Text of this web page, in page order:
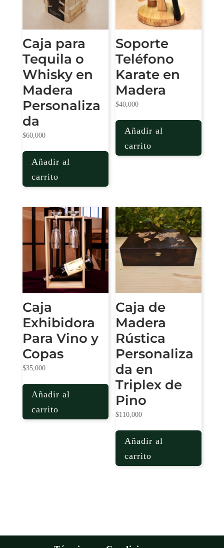
Caja para
Tequila o
Whisky en
Madera
Personaliza
da
$60,000
Añadir al
carrito
Soporte
Teléfono
Karate en
Madera
$40,000
Añadir al
carrito
Caja
Exhibidora
Para Vino y
Copas
$35,000
Añadir al
carrito
Caja de
Madera
Rústica
Personaliza
da en
Triplex de
Pino
$110,000
Añadir al
carrito